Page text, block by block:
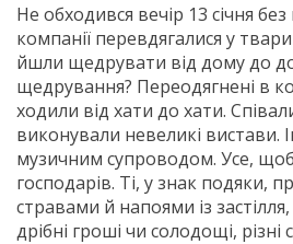
Не обходився вечір 13 січня
компанії перевдягалися у
йшли щедрувати від дому до
щедрування? Переодягнені в
ходили від хати до хати.
виконували невеликі вистави.
музичним супроводом. Усе,
господарів. Ті, у знак подяки,
стравами й напоями із
дрібні гроші чи солодощі, різні